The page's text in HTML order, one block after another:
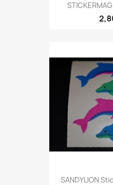
SANDYLION